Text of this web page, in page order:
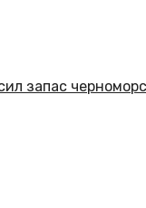
запас